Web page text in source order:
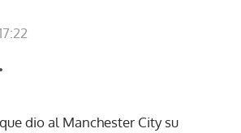
dio al Manchester City su